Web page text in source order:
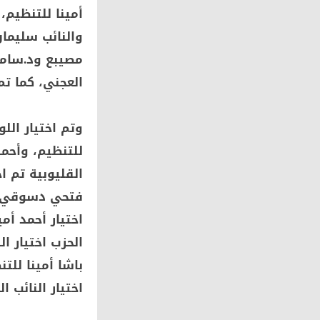
أمينا
مصيبع
العجني، كما
وتم اختيار
للتنظيم،
القليوبية
فتحي دسوقي
اختيار أحمد
الحزب اختيار
باشا أمينا
اختيار